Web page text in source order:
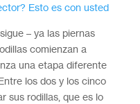
Esto es con usted
– ya las piernas
comienzan a
una etapa diferente
los dos y los cinco
sus rodillas, que es lo